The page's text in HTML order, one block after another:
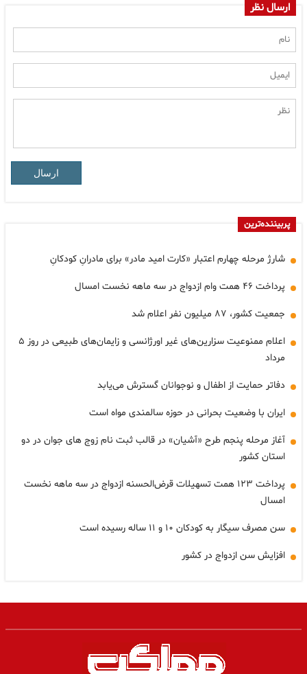
ارسال نظر
ارسال
پربیننده‌ترین
شارژ مرحله چهارم اعتبار «کارت امید مادر» برای مادرانِ کودکانِ
پرداخت ۴۶ همت وام ازدواج در سه ماهه نخست امسال
جمعیت کشور، ۸۷ میلیون نفر اعلام شد
اعلام ممنوعیت سزارین‌های غیر اورژانسی و زایمان‌های طبیعی در روز ۵
مرداد
دفاتر حمایت از اطفال و نوجوانان گسترش می‌یابد
ایران با وضعیت بحرانی در حوزه سالمندی مواه است
آغاز مرحله پنجم طرح «آشیان» در قالب ثبت نام زوج های جوان در دو
استان کشور
پرداخت ۱۲۳ همت تسهیلات قرض‌الحسنه ازدواج در سه ماهه نخست
امسال
سن مصرف سیگار به کودکان ۱۰ و ۱۱ ساله رسیده است
افزایش سن ازدواج در کشور